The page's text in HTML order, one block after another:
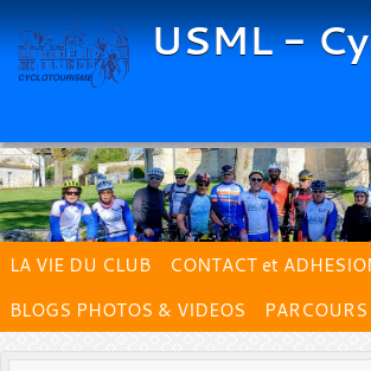
USML -
LA VIE DU CLUB
CONTACT et
BLOGS PHOTOS & VIDEOS
PARCOURS
Panneau de gestion des cookies